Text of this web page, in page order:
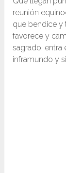
reunión
que bendice y
favorece y
sagrado, entra
inframundo y